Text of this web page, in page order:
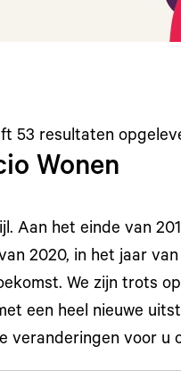
53 resultaten
Wonen
Aan het einde van
2020, in het jaar
We zijn trots
een heel nieuwe
veranderingen voor u